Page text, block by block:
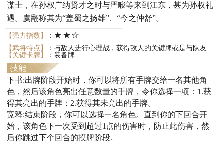
谋士，在孙权广纳贤才之时与严畯等来到江东，甚为孙权礼
遇。虞翻称其为“盖蜀之扬雄”、“今之仲舒”。
【强力指数】 ： ★★☆
【武将特点】
：与敌人进行心理战，获得敌人的关键牌或是与队友互换手牌；可以为自己和队友防止高额伤害。
【关键卡牌】
：装备牌
技能
下书:出牌阶段开始时，你可以将所有手牌交给一名其他角
色，然后该角色亮出任意数量的手牌，令你选择一项：1.获
得其亮出的手牌；2.获得其未亮出的手牌。
宽释:结束阶段，你可以选择一名角色。直到你的下回合开
始，该角色下一次受到超过1点的伤害时，防止此伤害，然
后你跳过下个回合的摸牌阶段。